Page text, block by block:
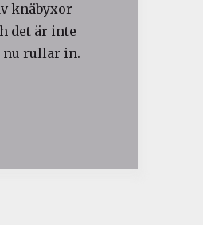
knäbyxor
det är inte
nu rullar in.